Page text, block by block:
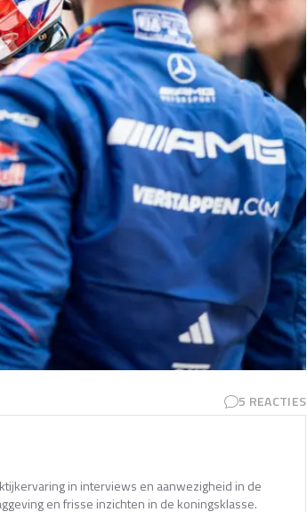
5 REACTIES
in interviews en aanwezigheid in de
en frisse inzichten in de koningsklasse.